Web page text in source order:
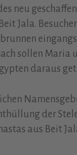
neu
Jala.
sollen Maria
daraus
der
aus Beit